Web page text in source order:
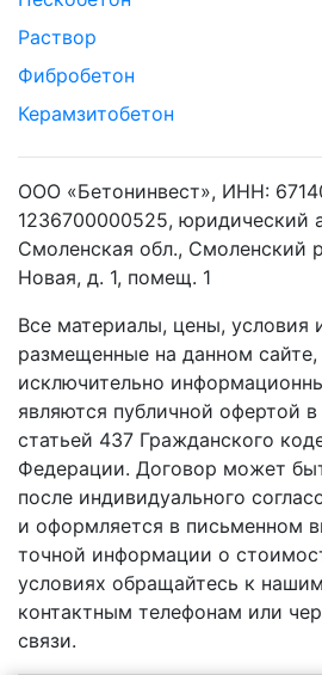
Раствор
Фибробетон
Керамзитобетон
ООО «Бетонинвест», ИНН:
1236700000525, юридический
Смоленская обл., Смоленский
Новая, д. 1, помещ. 1
Все материалы, цены, условия
размещенные на данном сайте,
исключительно
являются публичной офертой
статьей 437 Гражданского
Федерации. Договор может
после индивидуального
и оформляется в письменном
точной информации о
условиях обращайтесь к
контактным телефонам или
связи.